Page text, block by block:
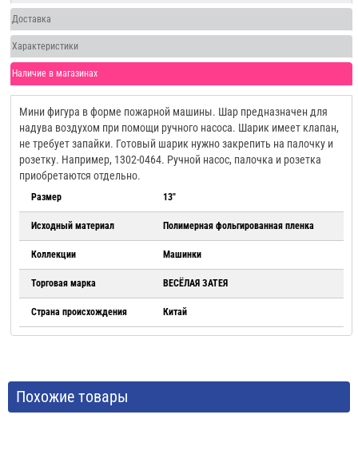
Доставка
Характеристики
Наличие в магазинах
Мини фигура в форме пожарной машины. Шар предназначен для
надува воздухом при помощи ручного насоса. Шарик имеет клапан,
не требует запайки. Готовый шарик нужно закрепить на палочку и
розетку. Например, 1302-0464. Ручной насос, палочка и розетка
приобретаются отдельно.
Размер 13"
Исходный материал Полимерная фольгированная пленка
Коллекции Машинки
Торговая марка ВЕСЁЛАЯ ЗАТЕЯ
Страна происхождения Китай
Похожие товары